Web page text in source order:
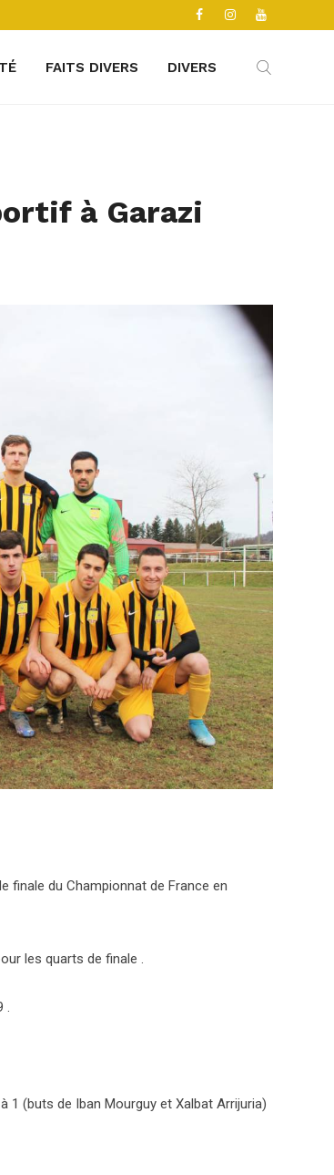
FAITS DIVERS DIVERS
à Garazi
finale du Championnat de France en
les quarts de finale .
.
1 (buts de Iban Mourguy et Xalbat Arrijuria)